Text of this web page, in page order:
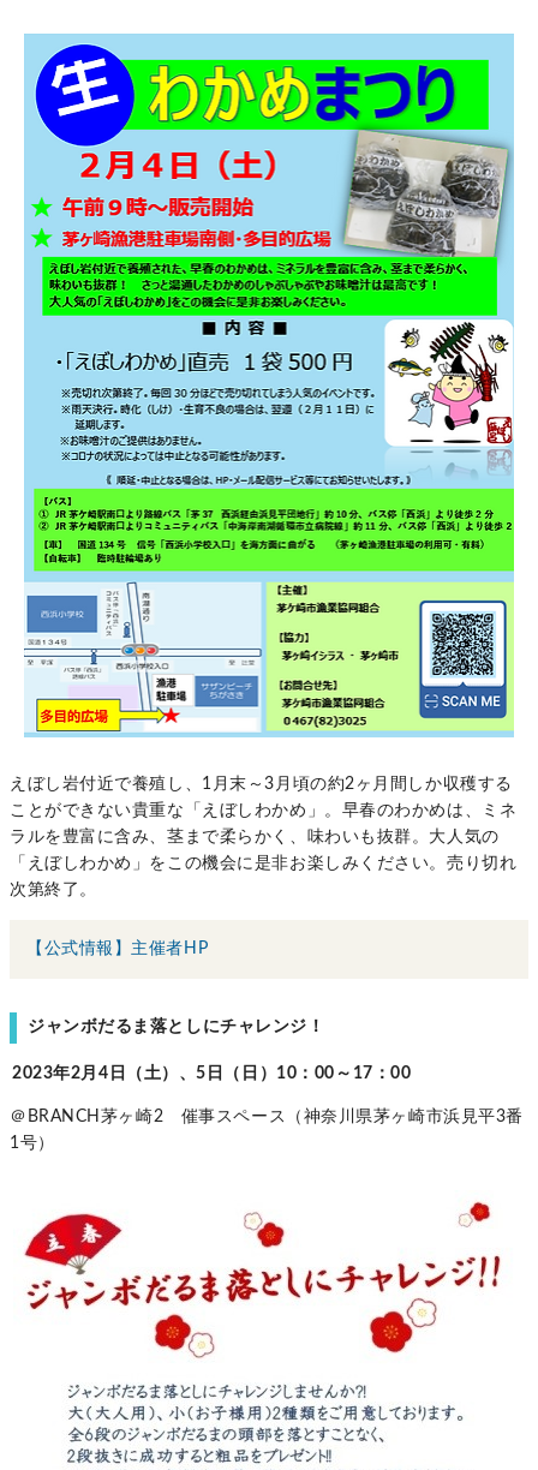
えぼし岩付近で養殖し、1月末～3月頃の約2ヶ月間しか収穫する
ことができない貴重な「えぼしわかめ」。早春のわかめは、ミネ
ラルを豊富に含み、茎まで柔らかく、味わいも抜群。大人気の
「えぼしわかめ」をこの機会に是非お楽しみください。売り切れ
次第終了。
【公式情報】主催者HP
ジャンボだるま落としにチャレンジ！
2023年2月4日（土）、5日（日）10：00～17：00
＠BRANCH茅ヶ崎2 催事スペース（神奈川県茅ヶ崎市浜見平3番
1号）